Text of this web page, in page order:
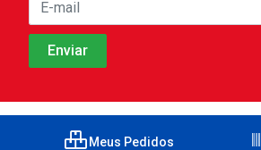
Meus Pedidos